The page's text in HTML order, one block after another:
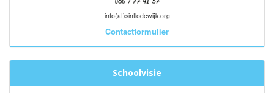
info(at)sintlodewijk.org
Contactformulier
Schoolvisie